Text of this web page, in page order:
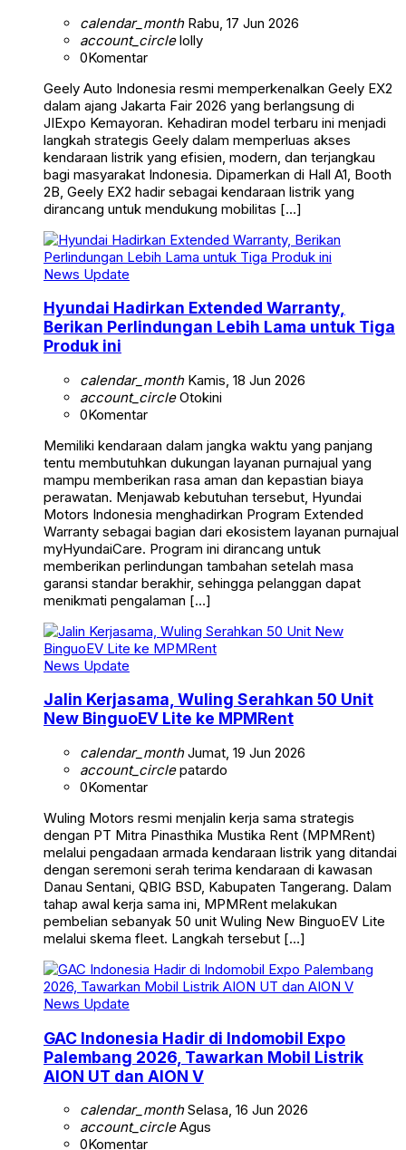
calendar_monthRabu, 17 Jun 2026
account_circlelolly
0Komentar
Geely Auto Indonesia resmi memperkenalkan Geely EX2
dalam ajang Jakarta Fair 2026 yang berlangsung di
JIExpo Kemayoran. Kehadiran model terbaru ini menjadi
langkah strategis Geely dalam memperluas akses
kendaraan listrik yang efisien, modern, dan terjangkau
bagi masyarakat Indonesia. Dipamerkan di Hall A1, Booth
2B, Geely EX2 hadir sebagai kendaraan listrik yang
dirancang untuk mendukung mobilitas […]
News Update
Hyundai Hadirkan Extended Warranty,
Berikan Perlindungan Lebih Lama untuk Tiga
Produk ini
calendar_monthKamis, 18 Jun 2026
account_circleOtokini
0Komentar
Memiliki kendaraan dalam jangka waktu yang panjang
tentu membutuhkan dukungan layanan purnajual yang
mampu memberikan rasa aman dan kepastian biaya
perawatan. Menjawab kebutuhan tersebut, Hyundai
Motors Indonesia menghadirkan Program Extended
Warranty sebagai bagian dari ekosistem layanan purnajual
myHyundaiCare. Program ini dirancang untuk
memberikan perlindungan tambahan setelah masa
garansi standar berakhir, sehingga pelanggan dapat
menikmati pengalaman […]
News Update
Jalin Kerjasama, Wuling Serahkan 50 Unit
New BinguoEV Lite ke MPMRent
calendar_monthJumat, 19 Jun 2026
account_circlepatardo
0Komentar
Wuling Motors resmi menjalin kerja sama strategis
dengan PT Mitra Pinasthika Mustika Rent (MPMRent)
melalui pengadaan armada kendaraan listrik yang ditandai
dengan seremoni serah terima kendaraan di kawasan
Danau Sentani, QBIG BSD, Kabupaten Tangerang. Dalam
tahap awal kerja sama ini, MPMRent melakukan
pembelian sebanyak 50 unit Wuling New BinguoEV Lite
melalui skema fleet. Langkah tersebut […]
News Update
GAC Indonesia Hadir di Indomobil Expo
Palembang 2026, Tawarkan Mobil Listrik
AION UT dan AION V
calendar_monthSelasa, 16 Jun 2026
account_circleAgus
0Komentar